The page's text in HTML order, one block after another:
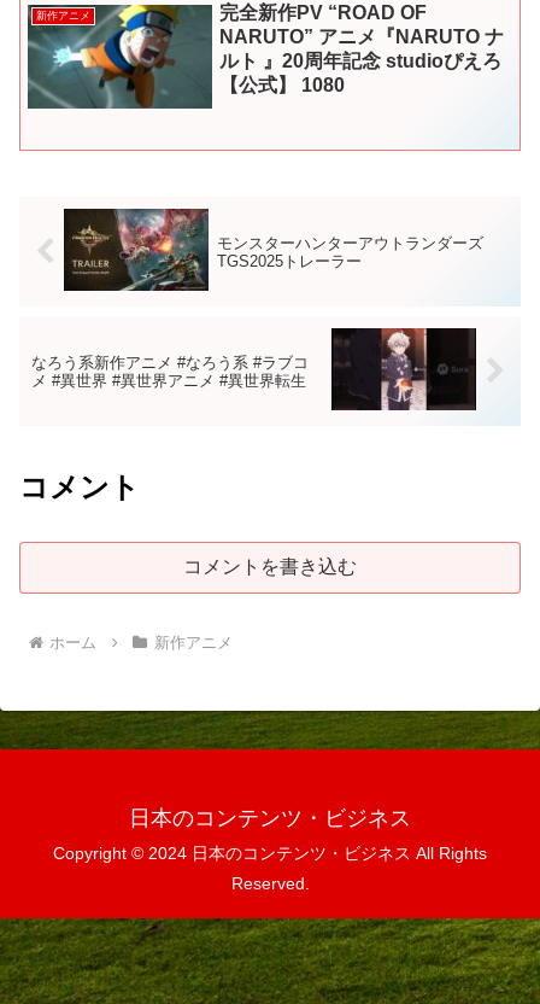
新作アニメ
完全新作PV “ROAD OF
NARUTO” アニメ『NARUTO ナ
ルト 』20周年記念 studioぴえろ
【公式】 1080
モンスターハンターアウトランダーズ
TGS2025トレーラー
なろう系新作アニメ #なろう系 #ラブコ
メ #異世界 #異世界アニメ #異世界転生
コメント
コメントを書き込む
ホーム 新作アニメ
日本のコンテンツ・ビジネス
Copyright © 2024 日本のコンテンツ・ビジネス All Rights
Reserved.